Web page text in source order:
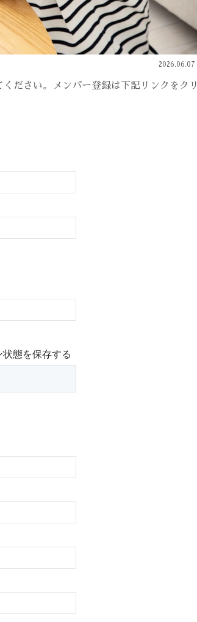
2026.06.07
ださい。メンバー登録は下記リンクをクリ
状態を保存する